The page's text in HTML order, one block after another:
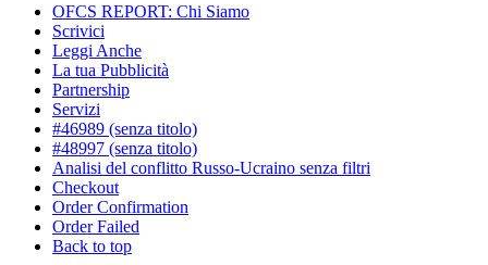
OFCS REPORT: Chi Siamo
Scrivici
Leggi Anche
La tua Pubblicità
Partnership
Servizi
#46989 (senza titolo)
#48997 (senza titolo)
Analisi del conflitto Russo-Ucraino senza filtri
Checkout
Order Confirmation
Order Failed
Back to top